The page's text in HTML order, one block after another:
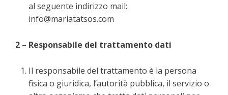
al seguente indirizzo mail:
info@mariatatsos.com
2 – Responsabile del trattamento dati
Il responsabile del trattamento è la persona
fisica o giuridica, l’autorità pubblica, il servizio o